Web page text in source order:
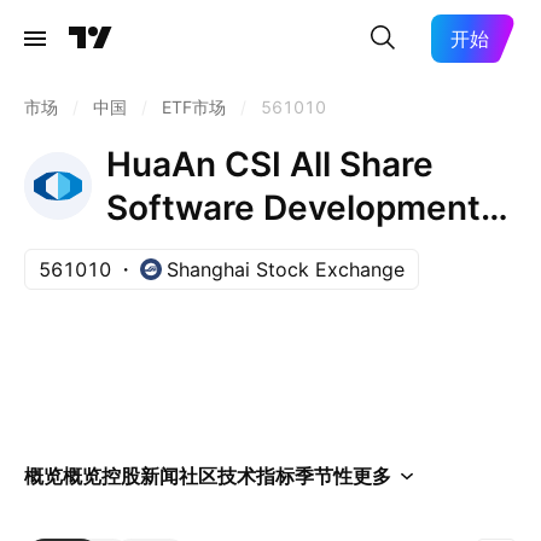
开始
市场 中国 ETF市场 561010
HuaAn CSI All Share
Software Development
Index Exchange Traded
Fund Units
561010 Shanghai Stock Exchange
概览概览控股新闻社区技术指标季节性更多